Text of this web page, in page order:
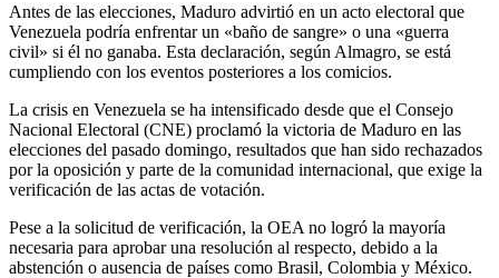
Antes de las elecciones, Maduro advirtió en un acto electoral que
Venezuela podría enfrentar un «baño de sangre» o una «guerra
civil» si él no ganaba. Esta declaración, según Almagro, se está
cumpliendo con los eventos posteriores a los comicios.
La crisis en Venezuela se ha intensificado desde que el Consejo
Nacional Electoral (CNE) proclamó la victoria de Maduro en las
elecciones del pasado domingo, resultados que han sido rechazados
por la oposición y parte de la comunidad internacional, que exige la
verificación de las actas de votación.
Pese a la solicitud de verificación, la OEA no logró la mayoría
necesaria para aprobar una resolución al respecto, debido a la
abstención o ausencia de países como Brasil, Colombia y México.